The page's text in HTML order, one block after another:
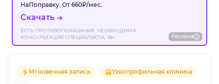
НаПоправку. От 660₽/мес.
Скачать
ЕСТЬ ПРОТИВОПОКАЗАНИЯ. НЕОБХОДИМА
КОНСУЛЬТАЦИЯ СПЕЦИАЛИСТА. 18+
Реклама
Мгновенная запись Узкопрофильная клиника